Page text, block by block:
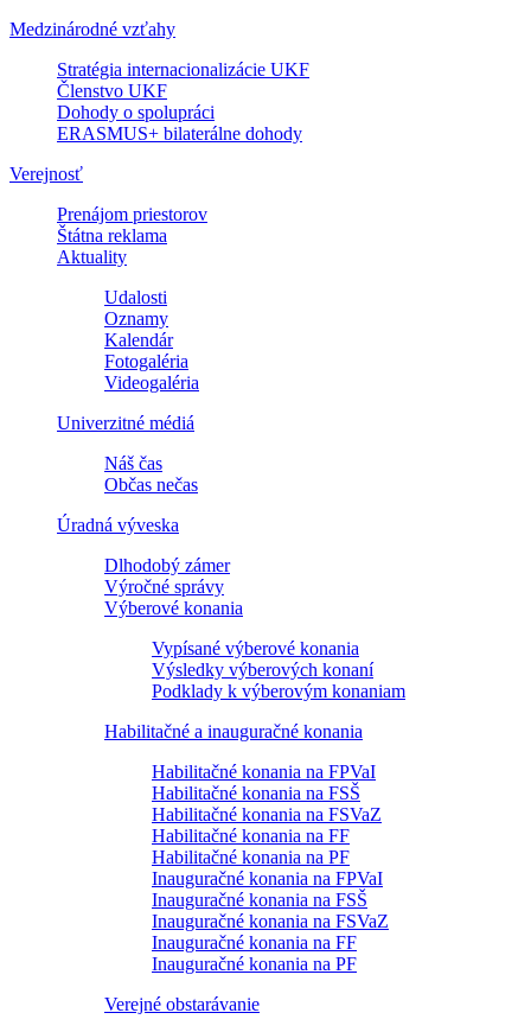
Medzinárodné vzťahy
Stratégia internacionalizácie UKF
Členstvo UKF
Dohody o spolupráci
ERASMUS+ bilaterálne dohody
Verejnosť
Prenájom priestorov
Štátna reklama
Aktuality
Udalosti
Oznamy
Kalendár
Fotogaléria
Videogaléria
Univerzitné médiá
Náš čas
Občas nečas
Úradná výveska
Dlhodobý zámer
Výročné správy
Výberové konania
Vypísané výberové konania
Výsledky výberových konaní
Podklady k výberovým konaniam
Habilitačné a inauguračné konania
Habilitačné konania na FPVaI
Habilitačné konania na FSŠ
Habilitačné konania na FSVaZ
Habilitačné konania na FF
Habilitačné konania na PF
Inauguračné konania na FPVaI
Inauguračné konania na FSŠ
Inauguračné konania na FSVaZ
Inauguračné konania na FF
Inauguračné konania na PF
Verejné obstarávanie